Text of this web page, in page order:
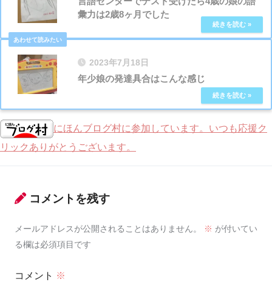
彙力は2歳8ヶ月でした
2023年7月18日
年少娘の発達具合はこんな感じ
にほんブログ村に参加しています。いつも応援ク
リックありがとうございます。
コメントを残す
メールアドレスが公開されることはありません。 ※ が付いてい
る欄は必須項目です
コメント ※